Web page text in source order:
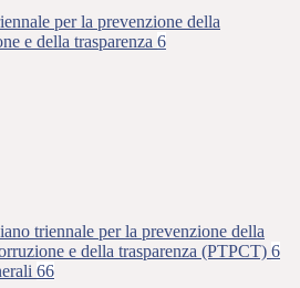
per la prevenzione della
e della trasparenza 6
triennale per la prevenzione della
e della trasparenza (PTPCT) 6
66